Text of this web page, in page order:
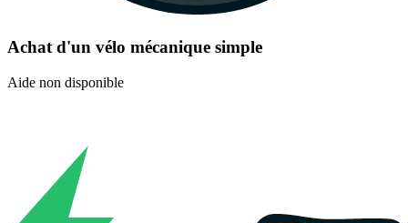
Achat d'un vélo mécanique simple
Aide non disponible